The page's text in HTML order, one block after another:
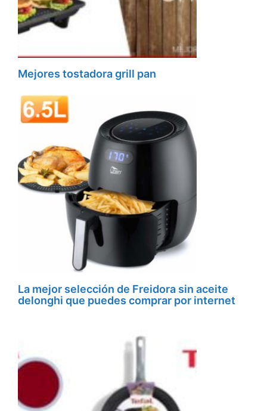
Mejores tostadora grill pan
La mejor selección de Freidora sin aceite
delonghi que puedes comprar por internet